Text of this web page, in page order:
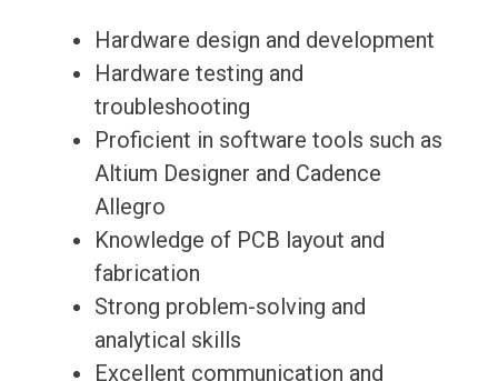
Hardware design and development
Hardware testing and
troubleshooting
Proficient in software tools such as
Altium Designer and Cadence
Allegro
Knowledge of PCB layout and
fabrication
Strong problem-solving and
analytical skills
Excellent communication and